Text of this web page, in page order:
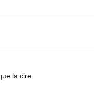
la cire.